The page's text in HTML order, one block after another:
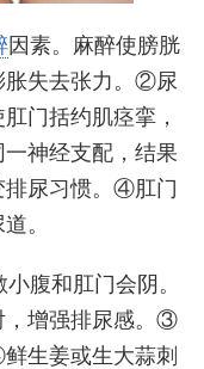
因素。麻醉使膀胱
胀失去张力。②尿
门括约肌痉挛，
神经支配，结果
尿习惯。④肛门
。
腹和肛门会阴。
，增强排尿感。③
生姜或生大蒜刺